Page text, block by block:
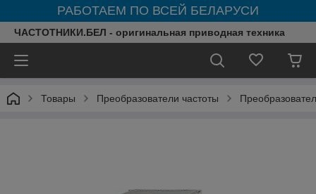
РАБОТАЕМ ПО ВСЕЙ БЕЛАРУСИ
ЧАСТОТНИКИ.БЕЛ - оригинальная приводная техника
Товары Преобразователи частоты